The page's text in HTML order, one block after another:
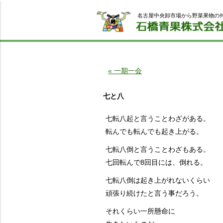
名古屋中央卸市場から野菜果物の
« 一期一会
七と八
七転八起と言うことわざがある。
転んでも転んでも起き上がる。
七転八倒と言うことわざもある。
七回転んで8回目には、倒れる。
七転八倒は起き上がれないくらい
頑張り続けたと言う事だろう。
それくらい一所懸命に